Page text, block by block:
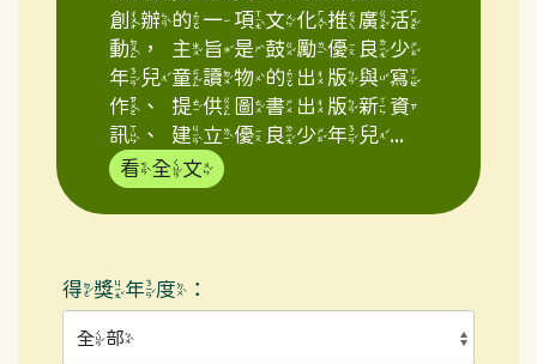
創辦的一項文化推廣活
動，主旨是鼓勵優良少
年兒童讀物的出版與寫
作、提供圖書出版新資
訊、建立優良少年兒...
看全文
得獎年度：